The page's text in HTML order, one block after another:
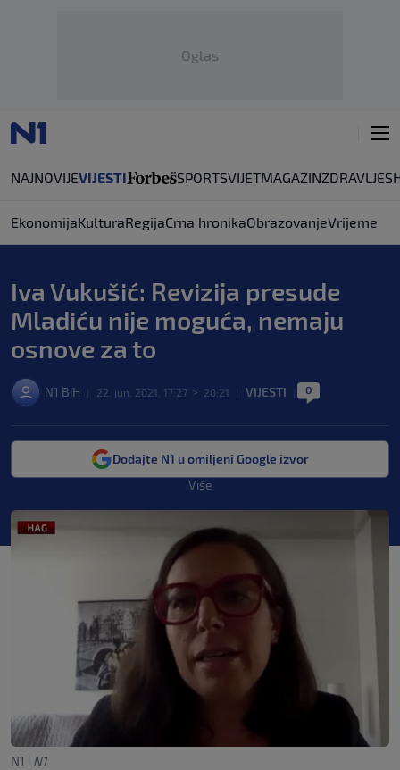
Oglas
NAJNOVIJEVIJESTI SPORTSVIJETMAGAZINZDRAVLJE
EkonomijaKulturaRegijaCrna hronikaObrazovanjeVrijeme
Iva Vukušić: Revizija presude
Mladiću nije moguća, nemaju
osnove za to
N1 BiH 22. jun. 2021. 17:27 > 20:21 VIJESTI 0
Dodajte N1 u omiljeni Google izvor
Više
N1 | N1